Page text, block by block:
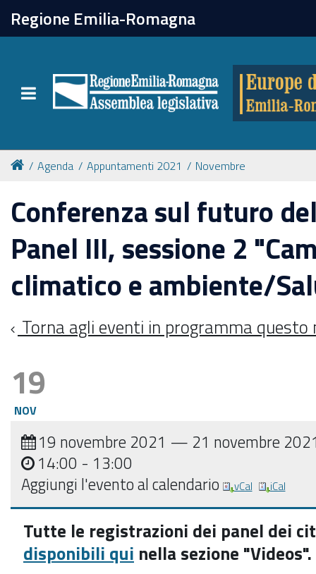
Regione Emilia-Romagna
Toggle navigation
chiudi
Attività
Formazione
Eventi
Tutte le notizie
Newsletter
Agenda Appuntamenti 2021 Novembre
Conferenza sul futuro
Panel III, sessione 2
climatico e ambiente/
Torna agli eventi in programma questo
19
NOV
19 novembre 2021 — 21 novembre
14:00 - 13:00
Aggiungi l'evento al calendario
vCal iCal
Tutte le registrazioni dei panel dei
disponibili qui nella sezione "Videos".